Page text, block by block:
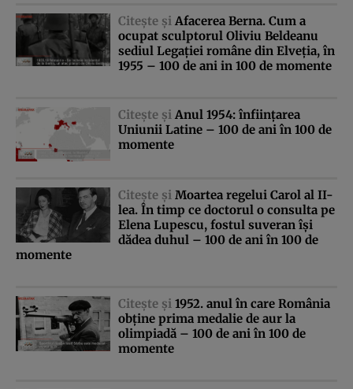
Citeşte şi Afacerea Berna. Cum a
ocupat sculptorul Oliviu Beldeanu
sediul Legaţiei române din Elveţia, în
1955 – 100 de ani in 100 de momente
Citeşte şi Anul 1954: înfiinţarea
Uniunii Latine – 100 de ani în 100 de
momente
Citeşte şi Moartea regelui Carol al II-
lea. În timp ce doctorul o consulta pe
Elena Lupescu, fostul suveran îşi
dădea duhul – 100 de ani în 100 de
momente
Citeşte şi 1952. anul în care România
obţine prima medalie de aur la
olimpiadă – 100 de ani în 100 de
momente